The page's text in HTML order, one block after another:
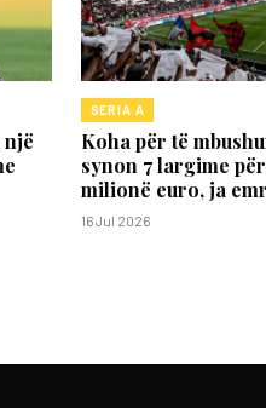
një
SERIA A
Koha për të
synon 7 largime
milionë euro, ja
16 Jul 2026